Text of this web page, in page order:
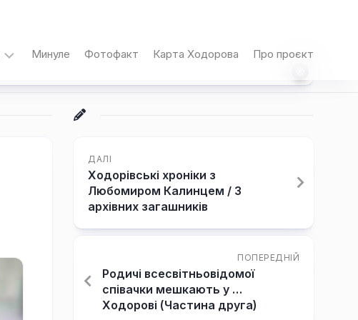
Минуле Фотофакт Карта Ходорова Про проєкт
ДАЛІ
Ходорівські хроніки з
Любомиром Калинцем / З
архівних загашників
ПОПЕРЕДНІЙ
Родичі всесвітньовідомої
співачки мешкають у …
Ходорові (Частина друга)